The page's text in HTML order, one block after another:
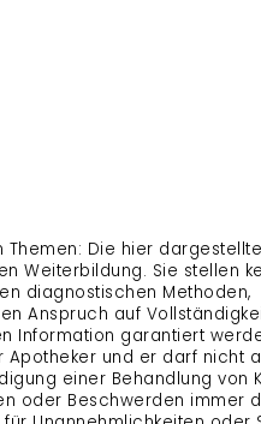
Die hier
Weiterbildung. Sie stellen
diagnostischen Methoden,
Anspruch auf
Information garantiert
und er darf nicht
einer Behandlung von
oder Beschwerden immer